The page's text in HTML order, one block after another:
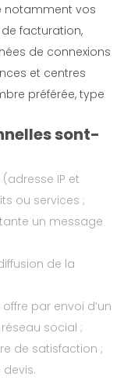
notamment vos
facturation,
de connexions
et centres
préférée, type
sont-
IP et
ou services ;
un message
de la
par envoi d’un
social ;
de satisfaction ;